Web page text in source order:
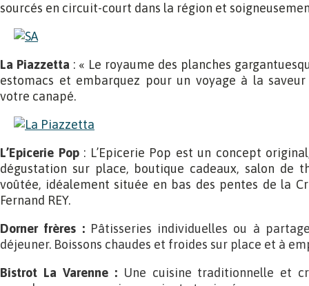
sourcés en circuit-court dans la région et
La Piazzetta : « Le royaume des planches
estomacs et embarquez pour un voyage à la
votre canapé.
L’Epicerie Pop: L’Epicerie Pop est un concept
dégustation sur place, boutique cadeaux, salon de
voûtée, idéalement située en bas des pentes de la
Fernand REY.
Dorner frères : Pâtisseries individuelles ou à
déjeuner. Boissons chaudes et froides sur place et à
Bistrot La Varenne : Une cuisine traditionnelle et